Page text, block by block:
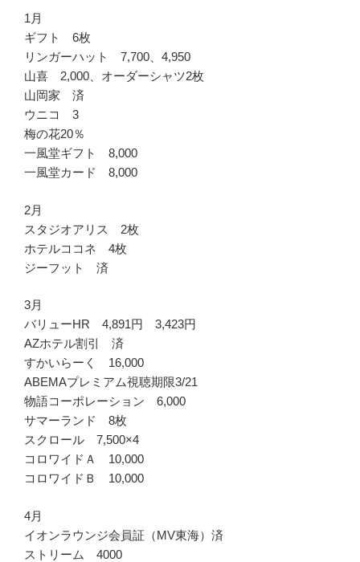
1月
ギフト 6枚
リンガーハット 7,700、4,950
山喜 2,000、オーダーシャツ2枚
山岡家 済
ウニコ 3
梅の花20％
一風堂ギフト 8,000
一風堂カード 8,000
2月
スタジオアリス 2枚
ホテルココネ 4枚
ジーフット 済
3月
バリューHR 4,891円 3,423円
AZホテル割引 済
すかいらーく 16,000
ABEMAプレミアム視聴期限3/21
物語コーポレーション 6,000
サマーランド 8枚
スクロール 7,500×4
コロワイドＡ 10,000
コロワイドＢ 10,000
4月
イオンラウンジ会員証（MV東海）済
ストリーム 4000